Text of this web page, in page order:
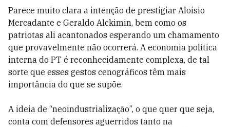
Parece muito clara a intenção de prestigiar Aloisio
Mercadante e Geraldo Alckimin, bem como os
patriotas ali acantonados esperando um chamamento
que provavelmente não ocorrerá. A economia política
interna do PT é reconhecidamente complexa, de tal
sorte que esses gestos cenográficos têm mais
importância do que se supõe.
A ideia de “neoindustrialização”, o que quer que seja,
conta com defensores aguerridos tanto na